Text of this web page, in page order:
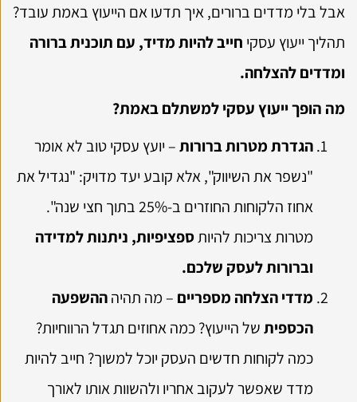
אבל בלי מדדים ברורים, איך תדעו אם הייעוץ באמת עובד?
תהליך ייעוץ עסקי חייב להיות מדיד, עם תוכנית ברורה
ומדדים להצלחה.
מה הופך ייעוץ עסקי למשתלם באמת?
הגדרת מטרות ברורות– יועץ עסקי טוב לא אומר
"נשפר את השיווק", אלא קובע יעד מדויק: "נגדיל את
אחוז הלקוחות החוזרים ב-25% בתוך חצי שנה".
מטרות צריכות להיותספציפיות, ניתנות למדידה
וברורות לעסק שלכם.
מדדי הצלחה מספריים – מה תהיהההשפעה
הכספיתשל הייעוץ? כמה אחוזים תגדל הרווחיות?
כמה לקוחות חדשים העסק יוכל למשוך? חייב להיות
מדד שאפשר לעקוב אחריו ולהשוות אותו לאורך